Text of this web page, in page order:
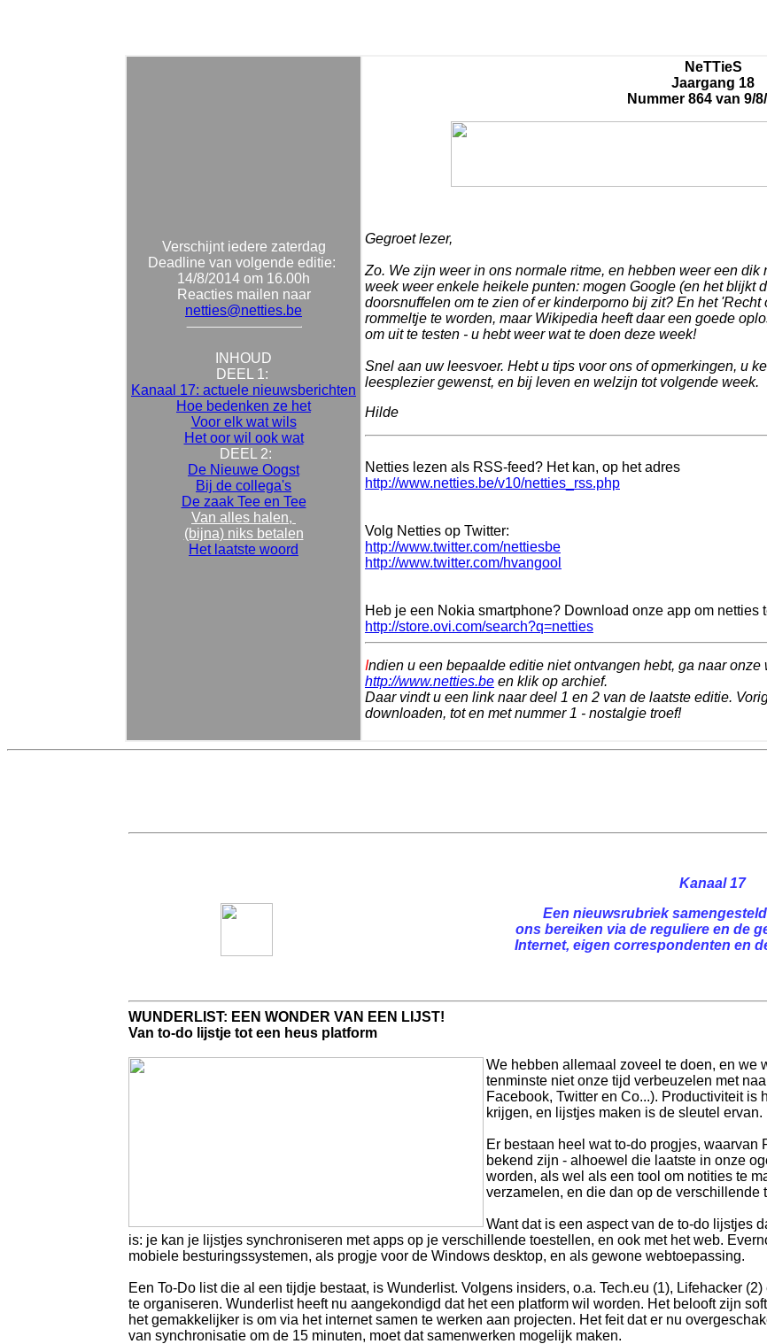
Verschijnt iedere zaterdag
Deadline van volgende editie:
14/8/2014 om 16.00h
Reacties mailen naar
netties@netties.be
INHOUD
DEEL 1:
Kanaal 17: actuele nieuwsberichten
Hoe bedenken ze het
Voor elk wat wils
Het oor wil ook wat
DEEL 2:
De Nieuwe Oogst
Bij de collega's
De zaak Tee en Tee
Van alles halen,
(bijna) niks betalen
Het laatste woord
NeTTieS
Jaargang 18
Nummer 864 van 9/
Gegroet lezer,
Zo. We zijn weer in ons normale ritme, en hebben weer een
week weer enkele heikele punten: mogen Google (en het blijkt
doorsnuffelen om te zien of er kinderporno bij zit? En het
rommeltje te worden, maar Wikipedia heeft daar een goede
om uit te testen - u hebt weer wat te doen deze week!
Snel aan uw leesvoer. Hebt u tips voor ons of opmerkingen, u
leesplezier gewenst, en bij leven en welzijn tot volgende week.
Hilde
Netties lezen als RSS-feed? Het kan, op het adres
http://www.netties.be/v10/netties_rss.php
Volg Netties op Twitter:
http://www.twitter.com/nettiesbe
http://www.twitter.com/hvangool
Heb je een Nokia smartphone? Download onze app om netties
http://store.ovi.com/search?q=netties
Indien u een bepaalde editie niet ontvangen hebt, ga naar onze
http://www.netties.be en klik op archief.
Daar vindt u een link naar deel 1 en 2 van de laatste editie.
downloaden, tot en met nummer 1 - nostalgie troef!
Kanaal 17
Een nieuwsrubriek
ons bereiken via de reguliere en de
Internet, eigen correspondenten en
WUNDERLIST: EEN WONDER VAN EEN LIJST!
Van to-do lijstje tot een heus platform
We hebben allemaal zoveel te doen, en we
tenminste niet onze tijd verbeuzelen met
Facebook, Twitter en Co...). Productiviteit
krijgen, en lijstjes maken is de sleutel ervan.
Er bestaan heel wat to-do progjes,
bekend zijn - alhoewel die laatste in onze
worden, als wel als een tool om notities te
verzamelen, en die dan op de verschillende
Want dat is een aspect van de to-do lijstjes
is: je kan je lijstjes synchroniseren met apps op je verschillende toestellen, en ook met het web.
mobiele besturingssystemen, als progje voor de Windows desktop, en als gewone webtoepassing.
Een To-Do list die al een tijdje bestaat, is Wunderlist. Volgens insiders, o.a. Tech.eu (1), Lifehacker
te organiseren. Wunderlist heeft nu aangekondigd dat het een platform wil worden. Het belooft zijn
het gemakkelijker is om via het internet samen te werken aan projecten. Het feit dat er nu
van synchronisatie om de 15 minuten, moet dat samenwerken mogelijk maken.